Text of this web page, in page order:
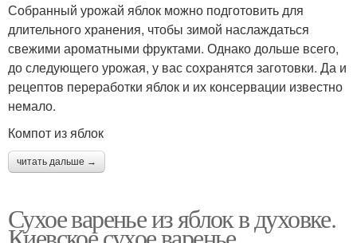
Собранный урожай яблок можно подготовить для
длительного хранения, чтобы зимой наслаждаться
свежими ароматными фруктами. Однако дольше всего,
до следующего урожая, у вас сохранятся заготовки. Да и
рецептов переработки яблок и их консервации известно
немало.
Компот из яблок
читать дальше →
Сухое варенье из яблок в духовке.